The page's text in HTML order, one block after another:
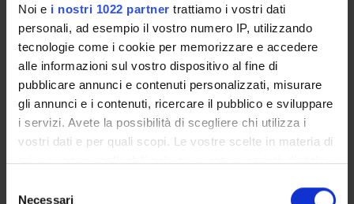
Noi e i nostri 1022 partner trattiamo i vostri dati
personali, ad esempio il vostro numero IP, utilizzando
tecnologie come i cookie per memorizzare e accedere
alle informazioni sul vostro dispositivo al fine di
pubblicare annunci e contenuti personalizzati, misurare
gli annunci e i contenuti, ricercare il pubblico e sviluppare
i servizi. Avete la possibilità di scegliere chi utilizza i
vostri dati e per quali scopi. Le vostre scelte in materia di
privacy sono applicabili solo su questa proprietà digitale
modificare o revocare il proprio consenso in qualsiasi
Necessari
94231
Handle IRIS:
11562/952313
ultima modifica:
15 novembre 2022
Citazione bibliografica:
Stefana, Alberto;Lavelli, Manuela ,What is hindering
research on psychological aspects of fathers of premature
206